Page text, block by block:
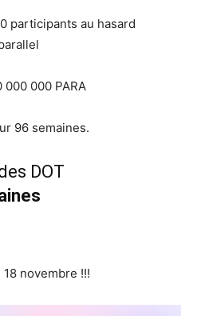
participants au hasard
000 000 PARA
96 semaines.
DOT
18 novembre !!!